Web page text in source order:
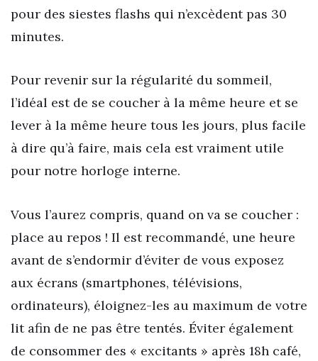
pour des siestes flashs qui n’excèdent pas 30
minutes.
Pour revenir sur la régularité du sommeil,
l’idéal est de se coucher à la même heure et se
lever à la même heure tous les jours, plus facile
à dire qu’à faire, mais cela est vraiment utile
pour notre horloge interne.
Vous l’aurez compris, quand on va se coucher :
place au repos ! Il est recommandé, une heure
avant de s’endormir d’éviter de vous exposez
aux écrans (smartphones, télévisions,
ordinateurs), éloignez-les au maximum de votre
lit afin de ne pas être tentés. Éviter également
de consommer des « excitants » après 18h café,